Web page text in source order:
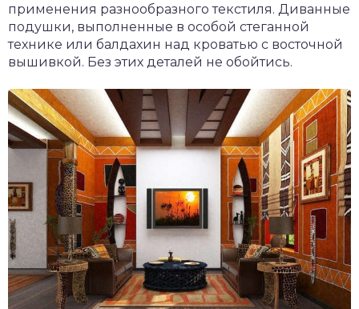
применения разнообразного текстиля. Диванные
подушки, выполненные в особой стеганной
технике или балдахин над кроватью с восточной
вышивкой. Без этих деталей не обойтись.